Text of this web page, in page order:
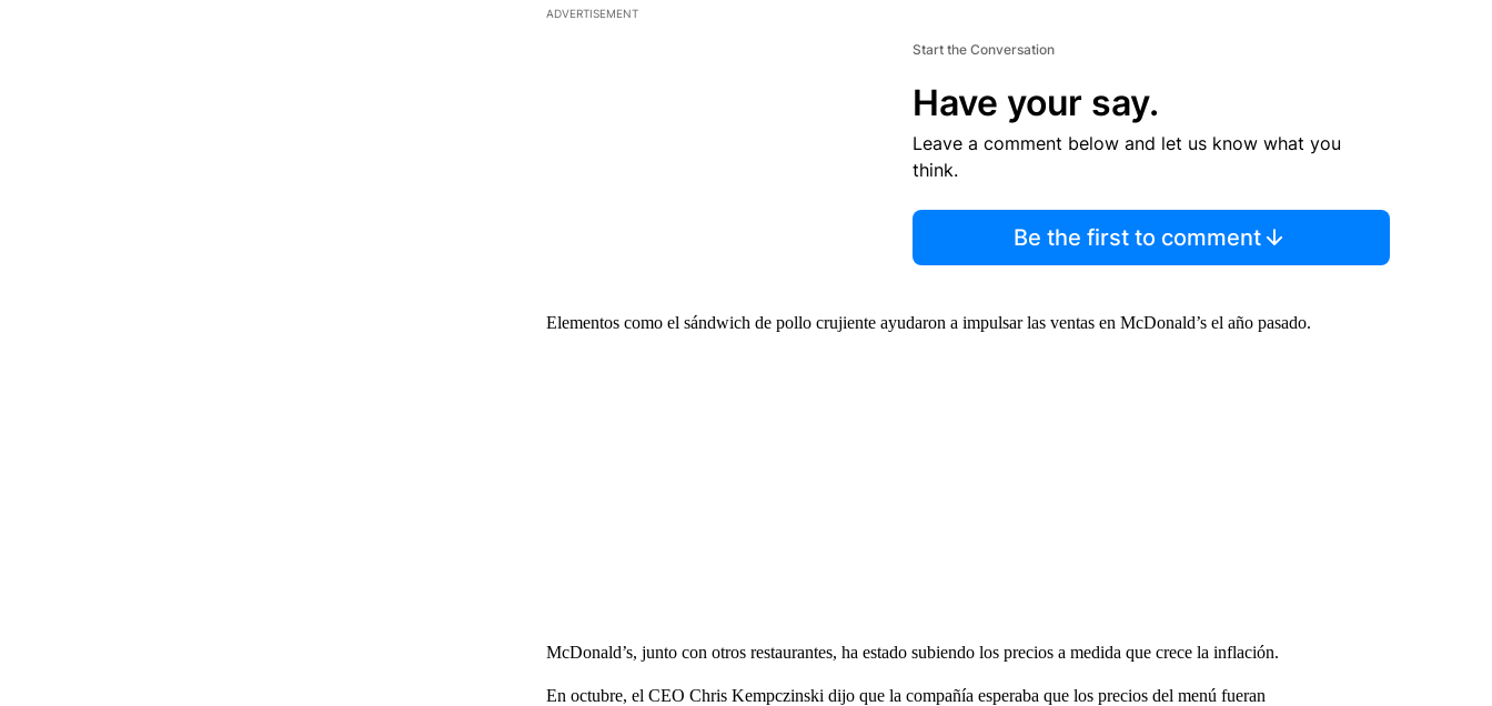
ADVERTISEMENT
Start the Conversation
Have your say.
Leave a comment below and let us know what you
think.
Be the first to comment
Elementos como el sándwich de pollo crujiente ayudaron a impulsar las ventas en McDonald’s el año pasado.
McDonald’s, junto con otros restaurantes, ha estado subiendo los precios a medida que crece la inflación.
En octubre, el CEO Chris Kempczinski dijo que la compañía esperaba que los precios del menú fueran